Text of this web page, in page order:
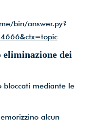
bin/answer.py?
dei
bloccati mediante le
alcun